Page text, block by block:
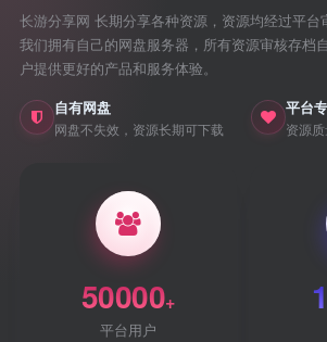
长游分享网 长期分享各种资源，资源均经过平台
我们拥有自己的网盘服务器，所有资源审核存档
户提供更好的产品和服务体验。
自有网盘
网盘不失效，资源长期可下载
平台
资源
50000+
平台用户